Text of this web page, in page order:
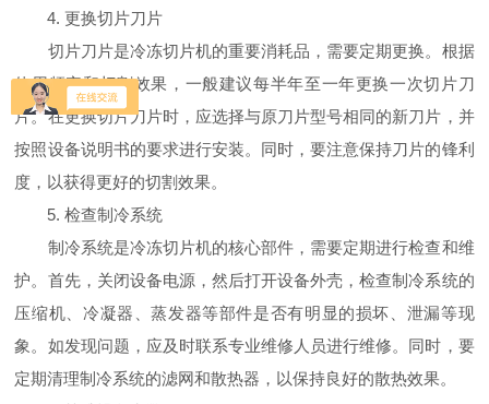
4. 更换切片刀片
切片刀片是冷冻切片机的重要消耗品，需要定期更换。根据
使用频率和切割效果，一般建议每半年至一年更换一次切片刀
片。在更换切片刀片时，应选择与原刀片型号相同的新刀片，并
按照设备说明书的要求进行安装。同时，要注意保持刀片的锋利
度，以获得更好的切割效果。
5. 检查制冷系统
制冷系统是冷冻切片机的核心部件，需要定期进行检查和维
护。首先，关闭设备电源，然后打开设备外壳，检查制冷系统的
压缩机、冷凝器、蒸发器等部件是否有明显的损坏、泄漏等现
象。如发现问题，应及时联系专业维修人员进行维修。同时，要
定期清理制冷系统的滤网和散热器，以保持良好的散热效果。